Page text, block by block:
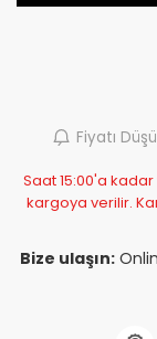
Fiyatı
Saat 15:00'a
kargoya verilir.
Bize ulaşın: